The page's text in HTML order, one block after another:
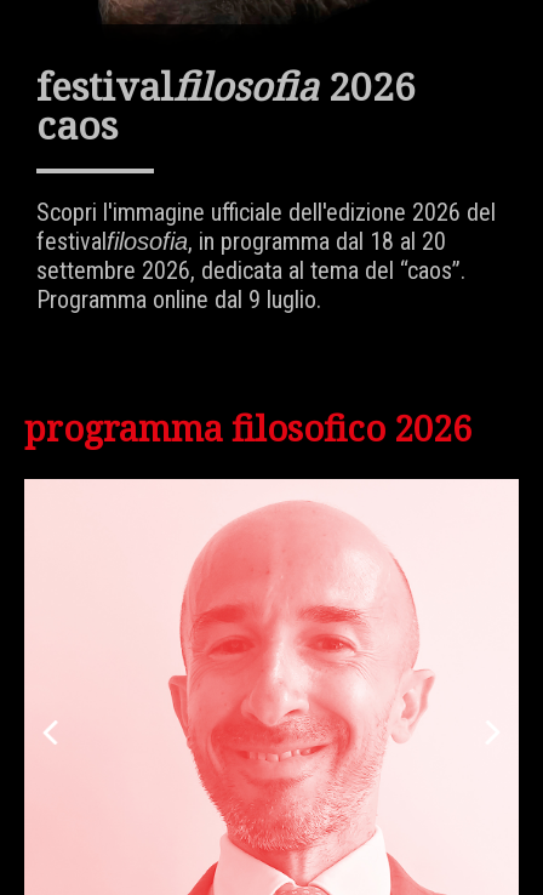
festivalfilosofia2026
caos
Scopri l'immagine ufficiale dell'edizione 2026 del
festivalfilosofia, in programma dal 18 al 20
settembre 2026, dedicata al tema del “caos”.
Programma online dal 9 luglio.
programma filosofico 2026
Previous